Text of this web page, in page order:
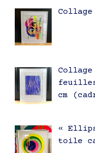
feuilles
cm
«
toile